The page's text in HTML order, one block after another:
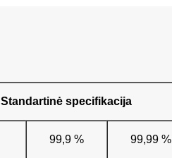
Standartinė specifikacija
99,9 % 99,99 %